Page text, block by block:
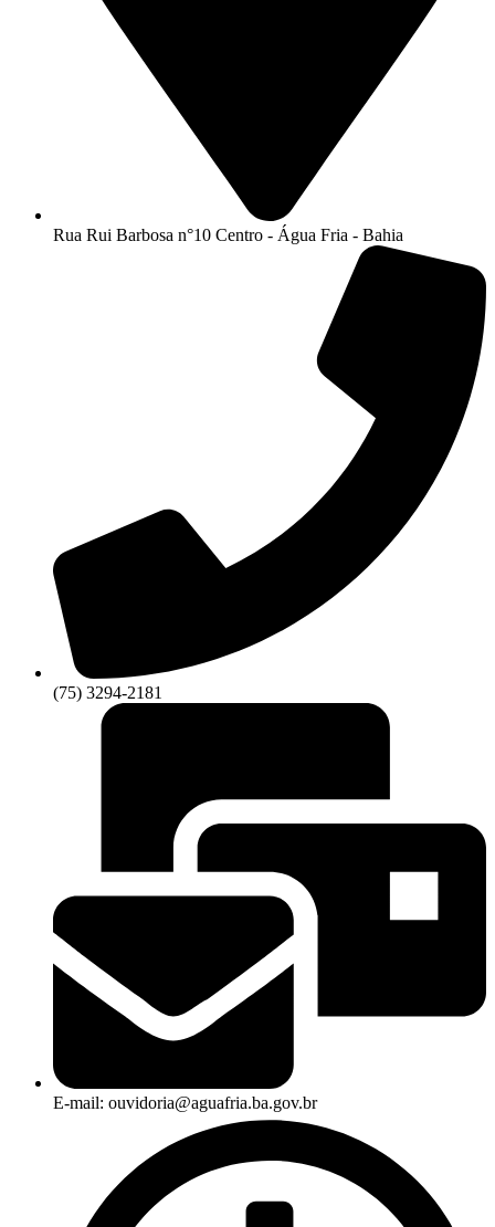
Rua Rui Barbosa n°10 Centro - Água Fria - Bahia
(75) 3294-2181
E-mail: ouvidoria@aguafria.ba.gov.br